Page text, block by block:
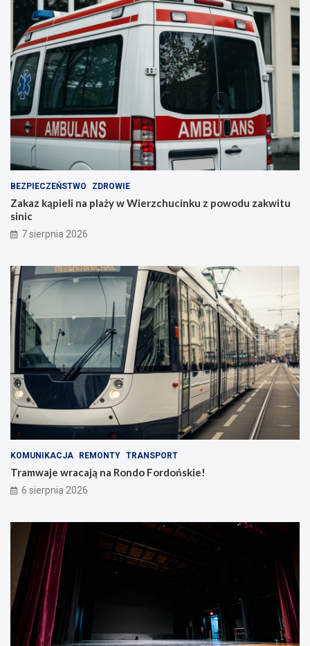
BEZPIECZEŃSTWO ZDROWIE
Zakaz kąpieli na plaży w Wierzchucinku z powodu zakwitu
sinic
7 sierpnia 2026
KOMUNIKACJA REMONTY TRANSPORT
Tramwaje wracają na Rondo Fordońskie!
6 sierpnia 2026